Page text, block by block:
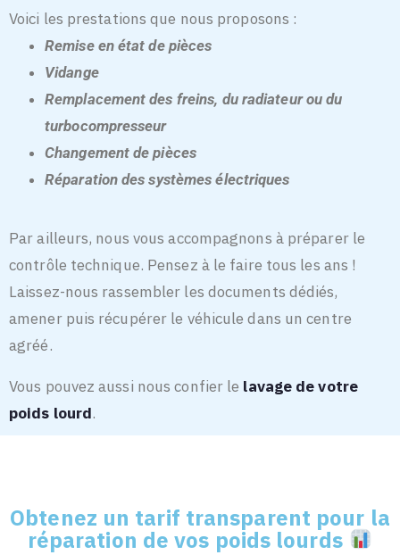
Voici les prestations que nous proposons :
Remise en état de pièces
Vidange
Remplacement des freins, du radiateur ou du
turbocompresseur
Changement de pièces
Réparation des systèmes électriques
Par ailleurs, nous vous accompagnons à préparer le
contrôle technique. Pensez à le faire tous les ans !
Laissez-nous rassembler les documents dédiés,
amener puis récupérer le véhicule dans un centre
agréé.
Vous pouvez aussi nous confier le lavage de votre
poids lourd.
Obtenez un tarif transparent pour la
réparation de vos poids lourds